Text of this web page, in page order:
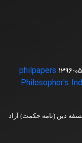
1396-
دین (نامه حکمت) آزاد